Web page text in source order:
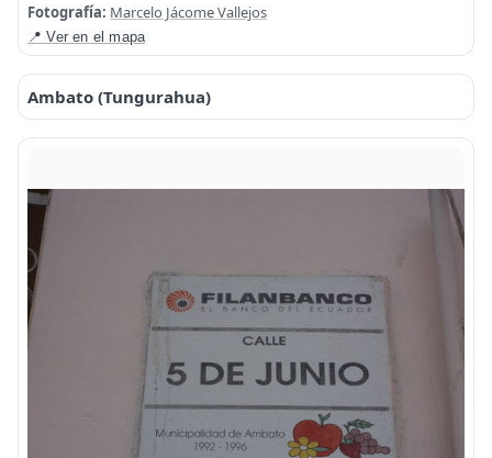
Fotografía: Marcelo Jácome Vallejos
📍 Ver en el mapa
Ambato (Tungurahua)